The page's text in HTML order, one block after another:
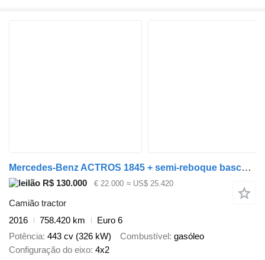
Mercedes-Benz ACTROS 1845 + semi-reboque basculante
R$ 130.000 € 22.000 ≈ US$ 25.420
Camião tractor
2016
758.420 km
Euro 6
Potência 443 cv (326 kW) Combustível gasóleo
Configuração do eixo 4x2